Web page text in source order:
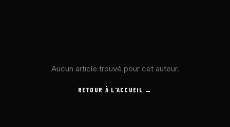
Aucun article trouvé pour cet auteur.
RETOUR À L'ACCUEIL →